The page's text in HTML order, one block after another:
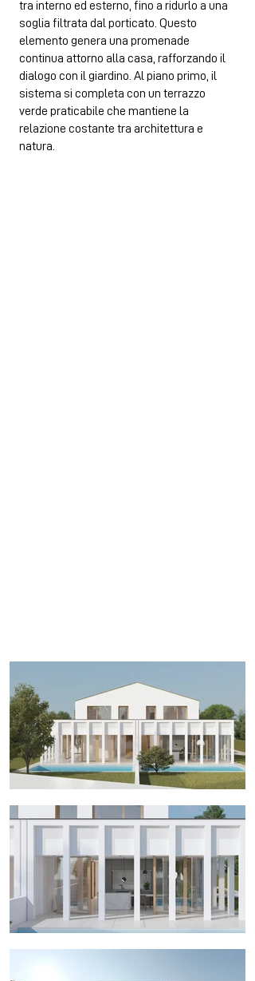
tra interno ed esterno, fino a ridurlo a una
soglia filtrata dal porticato. Questo
elemento genera una promenade
continua attorno alla casa, rafforzando il
dialogo con il giardino. Al piano primo, il
sistema si completa con un terrazzo
verde praticabile che mantiene la
relazione costante tra architettura e
natura.